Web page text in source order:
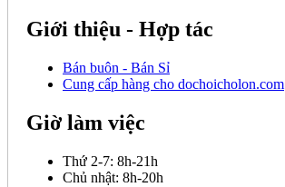
Giới thiệu - Hợp tác
Bán buôn - Bán Sỉ
Cung cấp hàng cho dochoicholon.com
Giờ làm việc
Thứ 2-7: 8h-21h
Chủ nhật: 8h-20h